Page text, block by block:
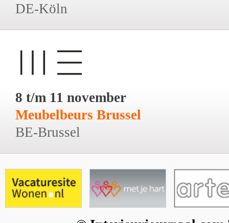
DE-Köln
8 t/m 11 november
Meubelbeurs Brussel
BE-Brussel